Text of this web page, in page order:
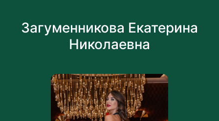
Загуменникова Екатерина
Николаевна